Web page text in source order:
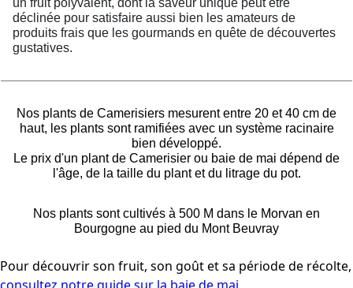
un fruit polyvalent, dont la saveur unique peut être
déclinée pour satisfaire aussi bien les amateurs de
produits frais que les gourmands en quête de découvertes
gustatives.
Nos plants de Camerisiers mesurent entre 20 et 40 cm de
haut, les plants sont ramifiées avec un système racinaire
bien développé.
Le prix d'un plant de Camerisier ou baie de mai dépend de
l'âge, de la taille du plant et du litrage du pot.
Nos plants sont cultivés à 500 M dans le Morvan en
Bourgogne au pied du Mont Beuvray
Pour découvrir son fruit, son goût et sa période de récolte,